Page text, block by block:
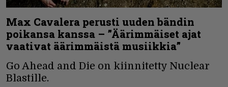
Max Cavalera perusti uuden bändin
poikansa kanssa – ”Äärimmäiset ajat
vaativat äärimmäistä musiikkia”
Go Ahead and Die on kiinnitetty Nuclear
Blastille.